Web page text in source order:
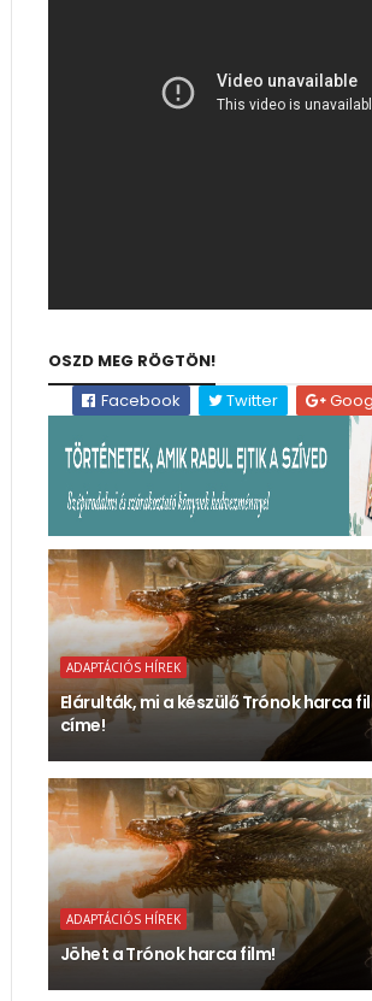
OSZD MEG RÖGTÖN!
Facebook
Twitter
ADAPTÁCIÓS HÍREK
Elárulták, mi a készülő Trónok harca
címe!
ADAPTÁCIÓS HÍREK
Jöhet a Trónok harca film!